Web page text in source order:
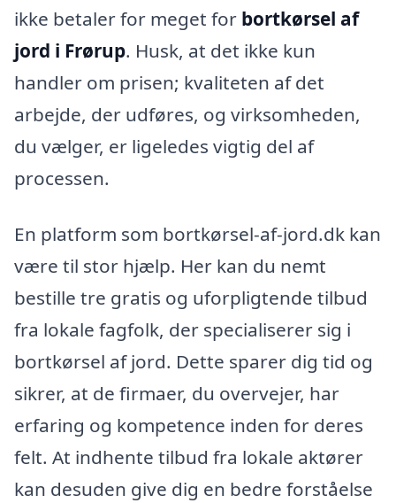
ikke betaler for meget for bortkørsel af
jord i Frørup. Husk, at det ikke kun
handler om prisen; kvaliteten af det
arbejde, der udføres, og virksomheden,
du vælger, er ligeledes vigtig del af
processen.
En platform som bortkørsel-af-jord.dk kan
være til stor hjælp. Her kan du nemt
bestille tre gratis og uforpligtende tilbud
fra lokale fagfolk, der specialiserer sig i
bortkørsel af jord. Dette sparer dig tid og
sikrer, at de firmaer, du overvejer, har
erfaring og kompetence inden for deres
felt. At indhente tilbud fra lokale aktører
kan desuden give dig en bedre forståelse